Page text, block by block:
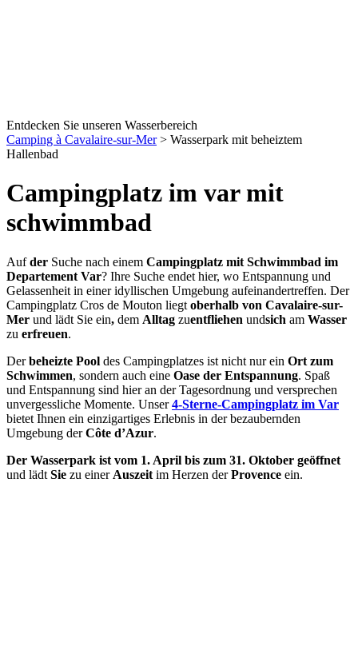
Entdecken Sie unseren Wasserbereich
Camping à Cavalaire-sur-Mer> Wasserpark mit beheiztem
Hallenbad
Campingplatz im var mit
schwimmbad
Aufder Suche nach einem Campingplatz mit Schwimmbad im
Departement Var? Ihre Suche endet hier, wo Entspannung und
Gelassenheit in einer idyllischen Umgebung aufeinandertreffen. Der
Campingplatz Cros de Mouton liegt oberhalb von Cavalaire-sur-
Mer und lädt Sie ein, dem Alltag zuentfliehen undsich am Wasser
zu erfreuen.
Derbeheizte Pool des Campingplatzes ist nicht nur ein Ort zum
Schwimmen, sondern auch eine Oase der Entspannung. Spaß
und Entspannung sind hier an der Tagesordnung und versprechen
unvergessliche Momente. Unser4-Sterne-Campingplatz im Var
bietet Ihnen ein einzigartiges Erlebnis in der bezaubernden
Umgebung derCôte d’Azur.
Der Wasserpark ist vom 1. April bis zum 31. Oktober geöffnet
und lädt Sie zu einer Auszeit im Herzen derProvence ein.